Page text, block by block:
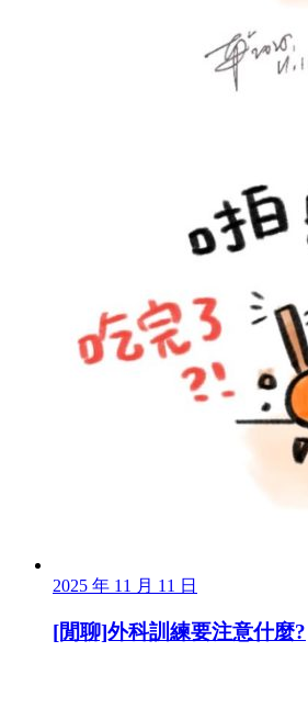
2025 年 11 月 11 日
[閒聊]外科訓練要注意什麼?